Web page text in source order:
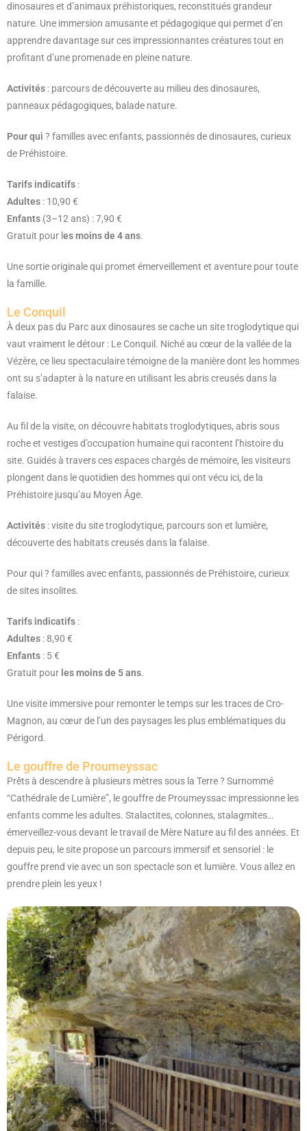
dinosaures et d’animaux préhistoriques, reconstitués grandeur
nature. Une immersion amusante et pédagogique qui permet d’en
apprendre davantage sur ces impressionnantes créatures tout en
profitant d’une promenade en pleine nature.
Activités : parcours de découverte au milieu des dinosaures,
panneaux pédagogiques, balade nature.
Pour qui ? familles avec enfants, passionnés de dinosaures, curieux
de Préhistoire.
Tarifs indicatifs :
Adultes : 10,90 €
Enfants (3–12 ans) : 7,90 €
Gratuit pour l es moins de 4 ans.
Une sortie originale qui promet émerveillement et aventure pour toute
la famille.
Le Conquil
À deux pas du Parc aux dinosaures se cache un site troglodytique qui
vaut vraiment le détour : Le Conquil. Niché au cœur de la vallée de la
Vézère, ce lieu spectaculaire témoigne de la manière dont les hommes
ont su s’adapter à la nature en utilisant les abris creusés dans la
falaise.
Au fil de la visite, on découvre habitats troglodytiques, abris sous
roche et vestiges d’occupation humaine qui racontent l’histoire du
site. Guidés à travers ces espaces chargés de mémoire, les visiteurs
plongent dans le quotidien des hommes qui ont vécu ici, de la
Préhistoire jusqu’au Moyen Âge.
Activités : visite du site troglodytique, parcours son et lumière,
découverte des habitats creusés dans la falaise.
Pour qui ? familles avec enfants, passionnés de Préhistoire, curieux
de sites insolites.
Tarifs indicatifs :
Adultes : 8,90 €
Enfants : 5 €
Gratuit pour les moins de 5 ans.
Une visite immersive pour remonter le temps sur les traces de Cro-
Magnon, au cœur de l’un des paysages les plus emblématiques du
Périgord.
Le gouffre de Proumeyssac
Prêts à descendre à plusieurs mètres sous la Terre ? Surnommé
“Cathédrale de Lumière”, le gouffre de Proumeyssac impressionne les
enfants comme les adultes. Stalactites, colonnes, stalagmites…
émerveillez-vous devant le travail de Mère Nature au fil des années. Et
depuis peu, le site propose un parcours immersif et sensoriel : le
gouffre prend vie avec un son spectacle son et lumière. Vous allez en
prendre plein les yeux !